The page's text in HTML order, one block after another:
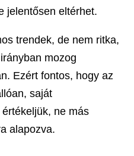
jelentősen eltérhet.
trendek, de nem ritka,
mozog
Ezért fontos, hogy az
saját
ne más
alapozva.